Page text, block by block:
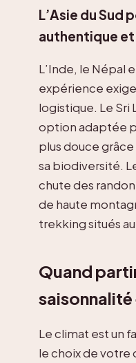
L’Asie du Sud
authentique
L’Inde, le Népal
expérience
logistique. Le Sri
option adaptée
plus douce
sa biodiversité.
chute des
de haute
trekking situés
Quand
Le climat est un
le choix de votre